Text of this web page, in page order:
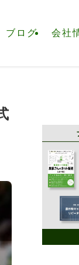
ブログ 会社